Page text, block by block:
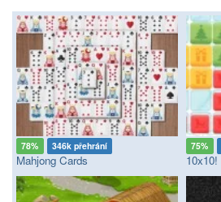
78% 346k přehrání
Mahjong Cards
75%
10x10!